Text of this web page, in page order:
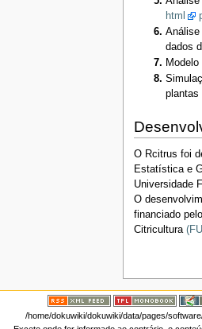
html
Análise
dados
plantas
O Rcitrus foi
Estatística e
Universidade
O
financiado
Citricultura
/home/dokuwiki/dokuwiki/data/pages/